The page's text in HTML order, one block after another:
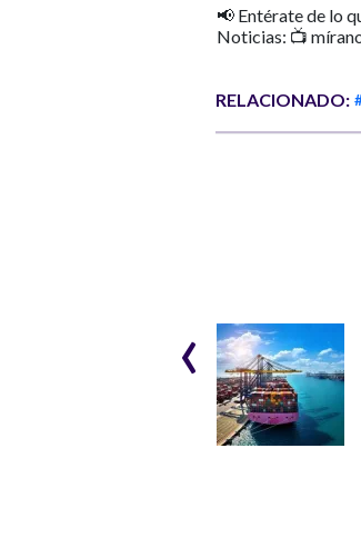
📢 Entérate de lo
Noticias: 📺
RELACIONADO:
Irán acuerdan
‹